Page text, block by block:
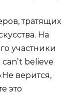
тратящих
На
участники
believe
верится,
это